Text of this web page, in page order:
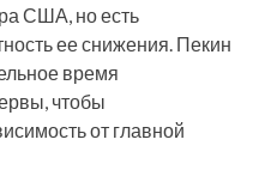
США, но есть
ее снижения. Пекин
время
чтобы
от главной